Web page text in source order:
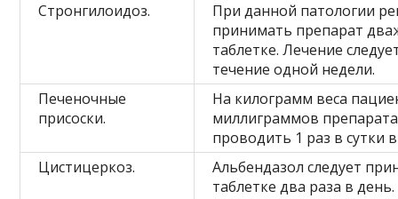
Стронгилоидоз.
При данной патологии
принимать препарат
таблетке. Лечение
течение одной недели.
Печеночные
присоски.
На килограмм веса
миллиграммов
проводить 1 раз в сутки
Цистицеркоз.
Альбендазол следует
таблетке два раза в